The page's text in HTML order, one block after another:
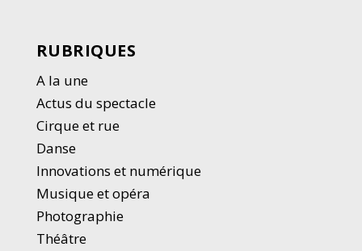
RUBRIQUES
A la une
Actus du spectacle
Cirque et rue
Danse
Innovations et numérique
Musique et opéra
Photographie
Théâtre